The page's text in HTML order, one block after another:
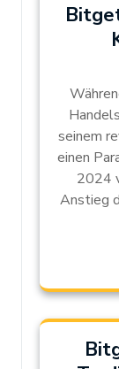
seinem
einen
2024
Anstieg